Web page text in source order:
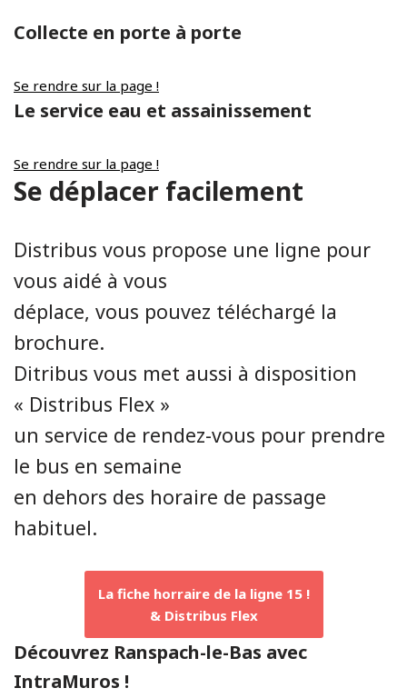
Collecte en porte à porte
Se rendre sur la page !
Le service eau et assainissement
Se rendre sur la page !
Se déplacer facilement
Distribus vous propose une ligne pour
vous aidé à vous
déplace, vous pouvez téléchargé la
brochure.
Ditribus vous met aussi à disposition
« Distribus Flex »
un service de rendez-vous pour prendre
le bus en semaine
en dehors des horaire de passage
habituel.
La fiche horraire de la ligne 15 !
& Distribus Flex
Découvrez Ranspach-le-Bas avec
IntraMuros !